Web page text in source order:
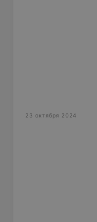
отсутствие
вопросы
сложности с
страх
столкновение с
переживание
острая реакция
23 октября 2024